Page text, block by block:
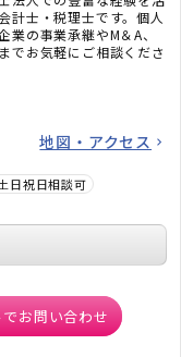
計士・税理士です。個人
業の事業承継やM＆A、
でお気軽にご相談くださ
地図・アクセス
日祝日相談可
お問い合わせ